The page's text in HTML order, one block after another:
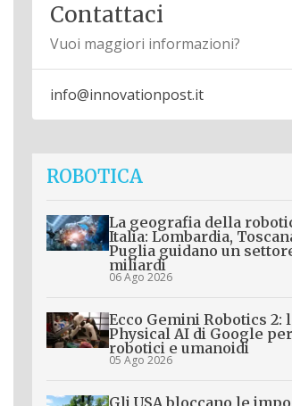
Contattaci
Vuoi maggiori informazioni?
info@innovationpost.it
ROBOTICA
La geografia della
Italia: Lombardia,
Puglia guidano un settore
miliardi
06 Ago 2026
Ecco Gemini Robotics 2:
Physical AI di Google
robotici e umanoidi
05 Ago 2026